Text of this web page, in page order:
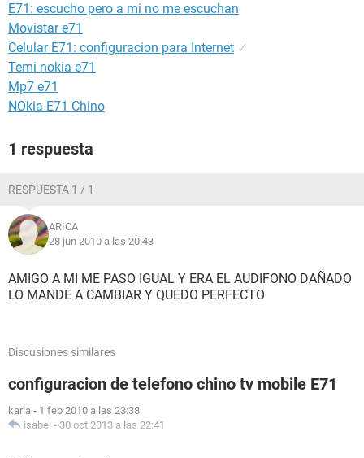
E71: escucho pero a mi no me escuchan
Movistar e71
Celular E71: configuracion para Internet ✓
Temi nokia e71
Mp7 e71
NOkia E71 Chino
1 respuesta
RESPUESTA 1 / 1
ARICA
28 jun 2010 a las 20:43
AMIGO A MI ME PASO IGUAL Y ERA EL AUDIFONO DAÑADO
LO MANDE A CAMBIAR Y QUEDO PERFECTO
Discusiones similares
configuracion de telefono chino tv mobile E71
karla - 1 feb 2010 a las 23:38
isabel - 30 oct 2013 a las 22:41